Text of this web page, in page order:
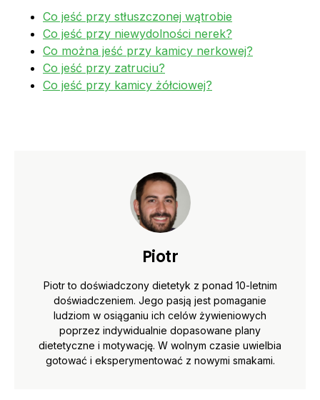
Co jeść przy stłuszczonej wątrobie
Co jeść przy niewydolności nerek?
Co można jeść przy kamicy nerkowej?
Co jeść przy zatruciu?
Co jeść przy kamicy żółciowej?
Piotr
Piotr to doświadczony dietetyk z ponad 10-letnim
doświadczeniem. Jego pasją jest pomaganie
ludziom w osiąganiu ich celów żywieniowych
poprzez indywidualnie dopasowane plany
dietetyczne i motywację. W wolnym czasie uwielbia
gotować i eksperymentować z nowymi smakami.